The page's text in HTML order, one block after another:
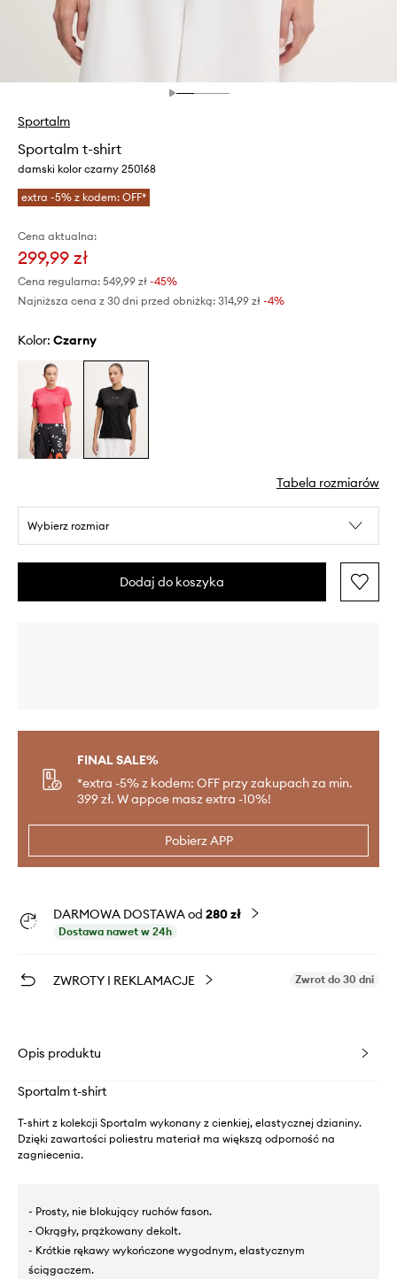
Sportalm
Sportalm t-shirt
damski kolor czarny 250168
extra -5% z kodem: OFF*
Cena aktualna:
299,99 zł
Cena regularna: 549,99 zł -45%
Najniższa cena z 30 dni przed obniżką: 314,99 zł -4%
Kolor: czarny
Tabela rozmiarów
Wybierz rozmiar
Dodaj do koszyka
FINAL SALE%
*extra -5% z kodem: OFF przy zakupach za min.
399 zł. W appce masz extra -10%!
Pobierz APP
DARMOWA DOSTAWA od 280 zł
Dostawa nawet w 24h
ZWROTY I REKLAMACJE Zwrot do 30 dni
Opis produktu
Sportalm t-shirt
T-shirt z kolekcji Sportalm wykonany z cienkiej, elastycznej dzianiny.
Dzięki zawartości poliestru materiał ma większą odporność na
zagniecenia.
- Prosty, nie blokujący ruchów fason.
- Okrągły, prążkowany dekolt.
- Krótkie rękawy wykończone wygodnym, elastycznym
ściągaczem.